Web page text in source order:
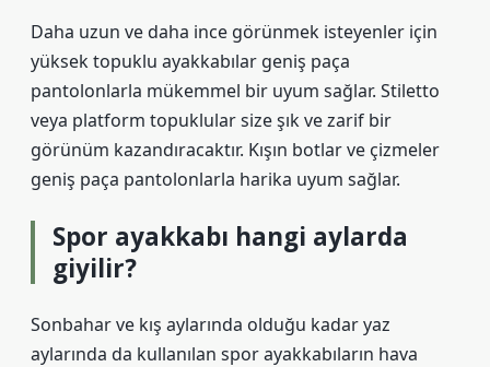
Daha uzun ve daha ince görünmek isteyenler için
yüksek topuklu ayakkabılar geniş paça
pantolonlarla mükemmel bir uyum sağlar. Stiletto
veya platform topuklular size şık ve zarif bir
görünüm kazandıracaktır. Kışın botlar ve çizmeler
geniş paça pantolonlarla harika uyum sağlar.
Spor ayakkabı hangi aylarda
giyilir?
Sonbahar ve kış aylarında olduğu kadar yaz
aylarında da kullanılan spor ayakkabıların hava